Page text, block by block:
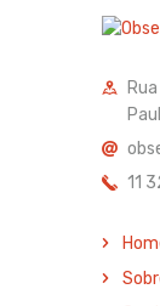
11